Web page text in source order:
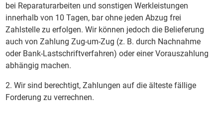
bei Reparaturarbeiten und sonstigen Werkleistungen
innerhalb von 10 Tagen, bar ohne jeden Abzug frei
Zahlstelle zu erfolgen. Wir können jedoch die Belieferung
auch von Zahlung Zug-um-Zug (z. B. durch Nachnahme
oder Bank-Lastschriftverfahren) oder einer Vorauszahlung
abhängig machen.
2. Wir sind berechtigt, Zahlungen auf die älteste fällige
Forderung zu verrechnen.